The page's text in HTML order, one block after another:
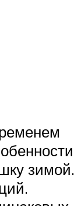
зимой.